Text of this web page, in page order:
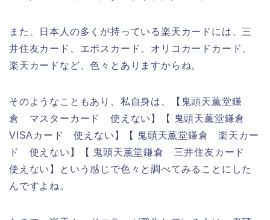
また、日本人の多くが持っている楽天カードには、三
井住友カード、エポスカード、オリコカードカード、
楽天カードなど、色々とありますからね。
そのようなこともあり、私自身は、【鬼頭天薫堂鎌
倉 マスターカード 使えない】【 鬼頭天薫堂鎌倉
VISAカード 使えない】【 鬼頭天薫堂鎌倉 楽天カー
ド 使えない】【 鬼頭天薫堂鎌倉 三井住友カード
使えない】という感じで色々と調べてみることにした
んですよね。